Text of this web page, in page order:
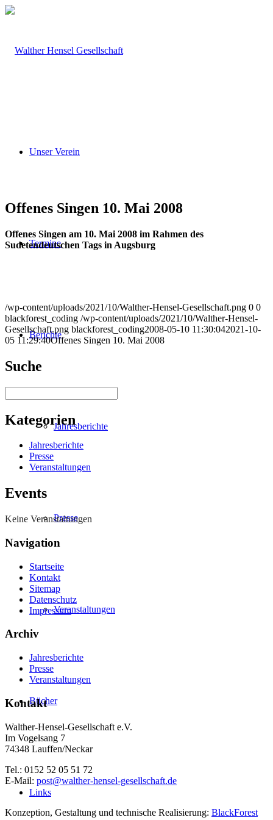
Unser Verein
Termine
Berichte
Jahresberichte
Presse
Veranstaltungen
Bücher
Links
Offenes Singen 10. Mai 2008
Offenes Singen am 10. Mai 2008 im Rahmen des
Sudetendeutschen Tags in Augsburg
/wp-content/uploads/2021/10/Walther-Hensel-Gesellschaft.png 0 0
blackforest_coding /wp-content/uploads/2021/10/Walther-Hensel-
Gesellschaft.png blackforest_coding2008-05-10 11:30:042021-10-
05 11:29:40Offenes Singen 10. Mai 2008
Suche
Kategorien
Jahresberichte
Presse
Veranstaltungen
Events
Keine Veranstaltungen
Navigation
Startseite
Kontakt
Sitemap
Datenschutz
Impressum
Archiv
Jahresberichte
Presse
Veranstaltungen
Kontakt
Walther-Hensel-Gesellschaft e.V.
Im Vogelsang 7
74348 Lauffen/Neckar
Tel.: 0152 52 05 51 72
E-Mail: post@walther-hensel-gesellschaft.de
Konzeption, Gestaltung und technische Realisierung: BlackForest